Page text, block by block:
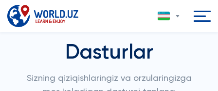
Dasturlar
Sizning qiziqishlaringiz va orzularingizga